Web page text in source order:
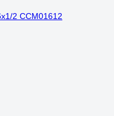
2 CCM01612